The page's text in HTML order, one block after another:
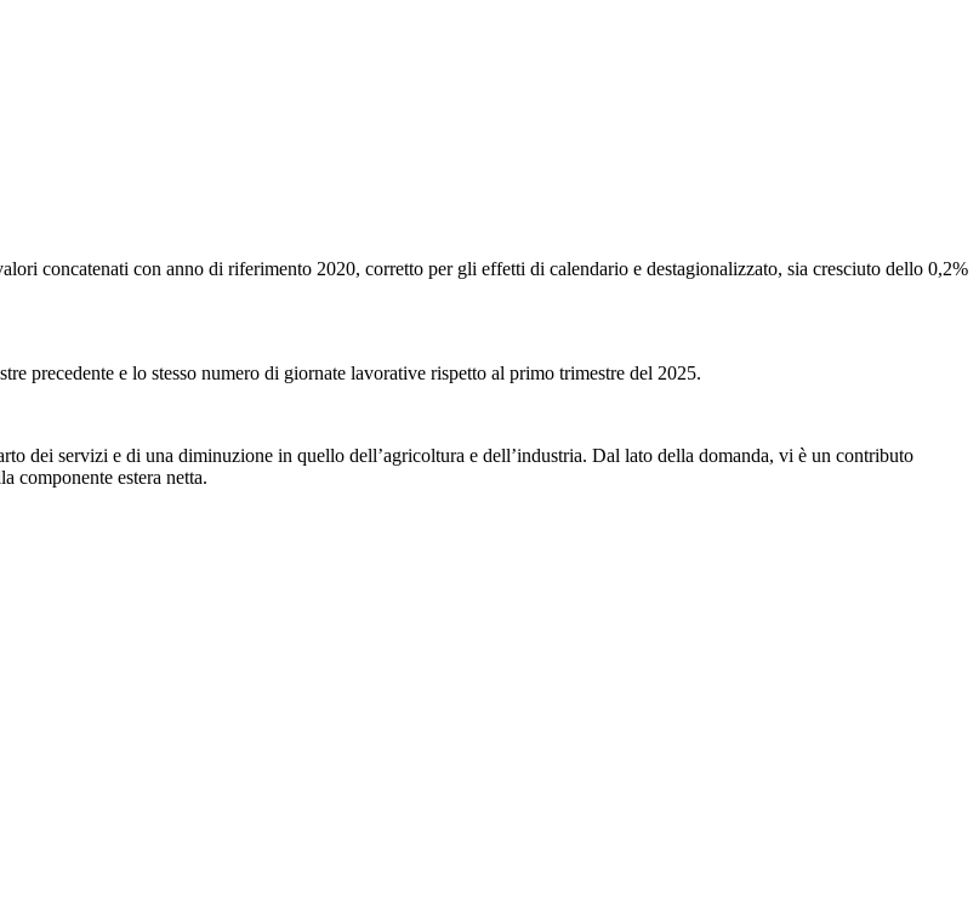
concatenati con anno di riferimento 2020, corretto per gli effetti di calendario e destagionalizzato, sia cresciuto dello 0,2%
precedente e lo stesso numero di giornate lavorative rispetto al primo trimestre del 2025.
dei servizi e di una diminuzione in quello dell’agricoltura e dell’industria. Dal lato della domanda, vi è un contributo
componente estera netta.